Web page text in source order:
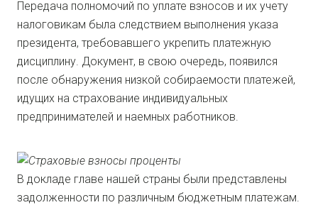
Передача полномочий по уплате взносов и их учету
налоговикам была следствием выполнения указа
президента, требовавшего укрепить платежную
дисциплину. Документ, в свою очередь, появился
после обнаружения низкой собираемости платежей,
идущих на страхование индивидуальных
предпринимателей и наемных работников.
В докладе главе нашей страны были представлены
задолженности по различным бюджетным платежам.